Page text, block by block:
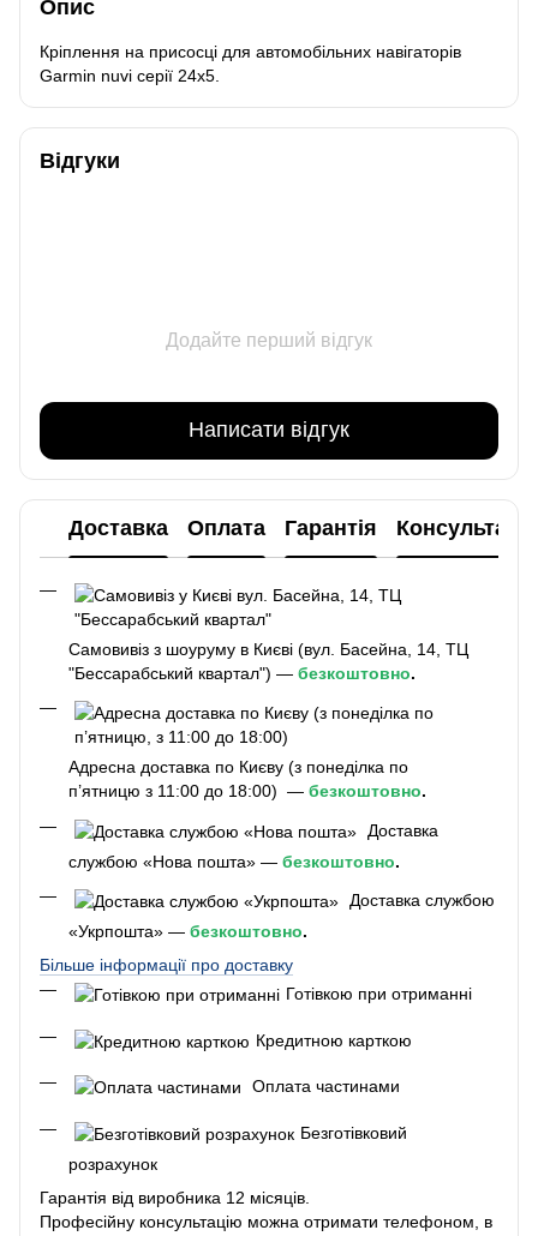
Опис
Кріплення на присосці для автомобільних навігаторів
Garmin nuvi серії 24x5.
Відгуки
Додайте перший відгук
Написати відгук
Доставка Оплата Гарантія Консультація
Самовивіз з шоуруму в Києві (вул. Басейна, 14, ТЦ
"Бессарабський квартал") — безкоштовно.
Адресна доставка по Києву (з понеділка по
п’ятницю з 11:00 до 18:00) — безкоштовно.
Доставка
службою «Нова пошта» — безкоштовно.
Доставка службою
«Укрпошта» — безкоштовно.
Більше інформації про доставку
Готівкою при отриманні
Кредитною карткою
Оплата частинами
Безготівковий
розрахунок
Гарантія від виробника 12 місяців.
Професійну консультацію можна отримати телефоном, в